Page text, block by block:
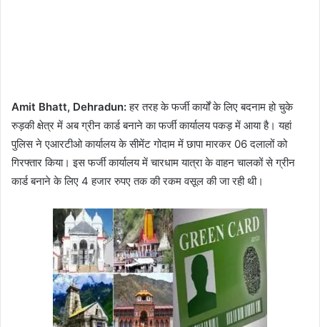
Amit Bhatt, Dehradun:हर तरह के फर्जी कार्यों के लिए बदनाम हो चुके
रुड़की क्षेत्र में अब ग्रीन कार्ड बनाने का फर्जी कार्यालय पकड़ में आया है। यहां
पुलिस ने एआरटीओ कार्यालय के सीमेंट गोदाम में छापा मारकर 06 दलालों को
गिरफ्तार किया। इस फर्जी कार्यालय में चारधाम यात्रा के वाहन चालकों से ग्रीन
कार्ड बनाने के लिए 4 हजार रुपए तक की रकम वसूल की जा रही थी।